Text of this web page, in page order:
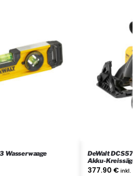
Wasserwaage
DeWalt
Akku-
377.90 € inkl.